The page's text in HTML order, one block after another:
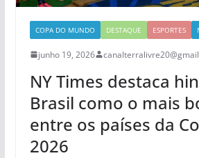
COPA DO MUNDO DESTAQUE ESPORTES
junho 19, 2026
NY Times destaca
Brasil como o mais
entre os países da
2026